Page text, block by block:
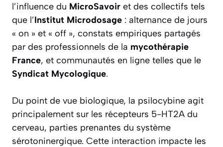
l’influence du MicroSavoir et des collectifs tels
que l’Institut Microdosage : alternance de jours
« on » et « off », constats empiriques partagés
par des professionnels de la mycothérapie
France, et communautés en ligne telles que le
Syndicat Mycologique.
Du point de vue biologique, la psilocybine agit
principalement sur les récepteurs 5-HT2A du
cerveau, parties prenantes du système
sérotoninergique. Cette interaction impacte les